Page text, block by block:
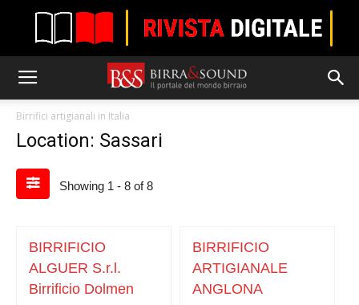
Birrifici artigianali in Italia
Location: Sassari
Showing 1 - 8 of 8
BIRRIFICIO
ALGUER S.r.l.
Birrificio Dolmen
BIRRIFICIO
ARTIGIANALE
ANGLONA